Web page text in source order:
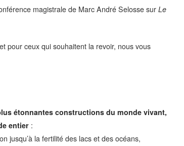
magistrale de Marc André Selosse surLe
pour ceux qui souhaitent la revoir, nous vous
étonnantes constructions du monde vivant,
entier :
jusqu’à la fertilité des lacs et des océans,